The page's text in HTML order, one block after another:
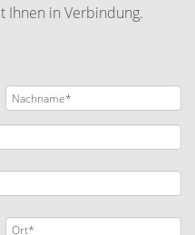
Ihnen in Verbindung.